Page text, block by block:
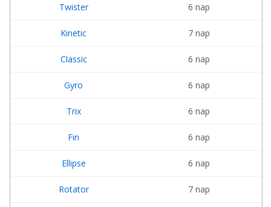
Twister 6 nap
Kinetic 7 nap
Classic 6 nap
Gyro 6 nap
Trix 6 nap
Fin 6 nap
Ellipse 6 nap
Rotator 7 nap